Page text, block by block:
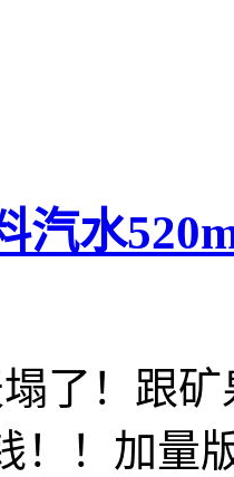
汽水
了！跟
！！加量